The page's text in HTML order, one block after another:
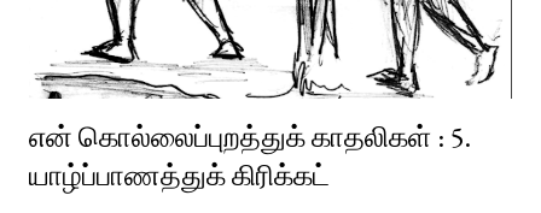
என் கொல்லைப்புறத்துக் காதலிகள் : 5.
யாழ்ப்பாணத்துக் கிரிக்கட்